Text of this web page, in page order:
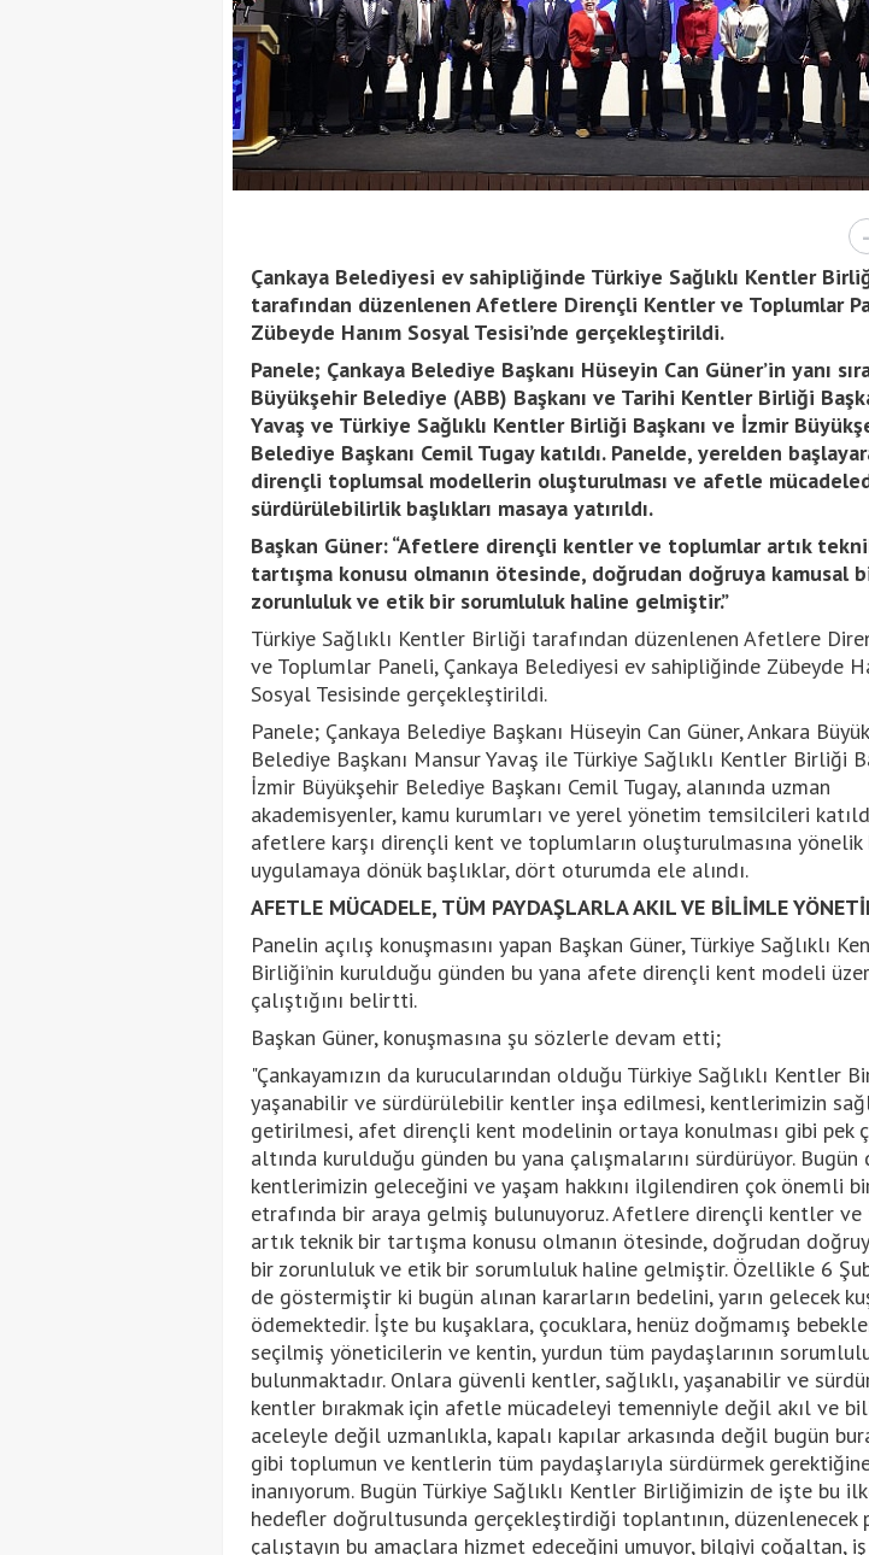
-
Çankaya Belediyesi ev sahipliğinde Türkiye Sağlıklı Kentler
tarafından düzenlenen Afetlere Dirençli Kentler ve Toplumlar
Zübeyde Hanım Sosyal Tesisi’nde gerçekleştirildi.
Panele; Çankaya Belediye Başkanı Hüseyin Can Güner’in yanı
Büyükşehir Belediye (ABB) Başkanı ve Tarihi Kentler Birliği
Yavaş ve Türkiye Sağlıklı Kentler Birliği Başkanı ve İzmir
Belediye Başkanı Cemil Tugay katıldı. Panelde, yerelden
dirençli toplumsal modellerin oluşturulması ve afetle
sürdürülebilirlik başlıkları masaya yatırıldı.
Başkan Güner: “Afetlere dirençli kentler ve toplumlar artık
tartışma konusu olmanın ötesinde, doğrudan doğruya kamusal
zorunluluk ve etik bir sorumluluk haline gelmiştir.”
Türkiye Sağlıklı Kentler Birliği tarafından düzenlenen Afetlere
ve Toplumlar Paneli, Çankaya Belediyesi ev sahipliğinde Zübeyde
Sosyal Tesisinde gerçekleştirildi.
Panele; Çankaya Belediye Başkanı Hüseyin Can Güner, Ankara
Belediye Başkanı Mansur Yavaş ile Türkiye Sağlıklı Kentler Birliği
İzmir Büyükşehir Belediye Başkanı Cemil Tugay, alanında uzman
akademisyenler, kamu kurumları ve yerel yönetim temsilcileri
afetlere karşı dirençli kent ve toplumların oluşturulmasına
uygulamaya dönük başlıklar, dört oturumda ele alındı.
AFETLE MÜCADELE, TÜM PAYDAŞLARLA AKIL VE BİLİMLE
Panelin açılış konuşmasını yapan Başkan Güner, Türkiye Sağlıklı
Birliği’nin kurulduğu günden bu yana afete dirençli kent modeli
çalıştığını belirtti.
Başkan Güner, konuşmasına şu sözlerle devam etti;
"Çankayamızın da kurucularından olduğu Türkiye Sağlıklı Kentler
yaşanabilir ve sürdürülebilir kentler inşa edilmesi, kentlerimizin
getirilmesi, afet dirençli kent modelinin ortaya konulması gibi pek
altında kurulduğu günden bu yana çalışmalarını sürdürüyor. Bugün
kentlerimizin geleceğini ve yaşam hakkını ilgilendiren çok önemli
etrafında bir araya gelmiş bulunuyoruz. Afetlere dirençli kentler
artık teknik bir tartışma konusu olmanın ötesinde, doğrudan
bir zorunluluk ve etik bir sorumluluk haline gelmiştir. Özellikle 6
de göstermiştir ki bugün alınan kararların bedelini, yarın gelecek
ödemektedir. İşte bu kuşaklara, çocuklara, henüz doğmamış
seçilmiş yöneticilerin ve kentin, yurdun tüm paydaşlarının
bulunmaktadır. Onlara güvenli kentler, sağlıklı, yaşanabilir ve
kentler bırakmak için afetle mücadeleyi temenniyle değil akıl ve
aceleyle değil uzmanlıkla, kapalı kapılar arkasında değil bugün
gibi toplumun ve kentlerin tüm paydaşlarıyla sürdürmek
inanıyorum. Bugün Türkiye Sağlıklı Kentler Birliğimizin de işte bu
hedefler doğrultusunda gerçekleştirdiği toplantının, düzenlenecek
çalıştayın bu amaçlara hizmet edeceğini umuyor, bilgiyi çoğaltan,